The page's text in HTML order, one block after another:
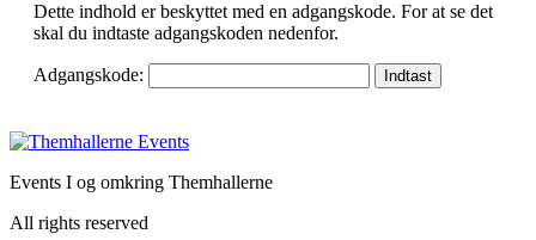
Dette indhold er beskyttet med en adgangskode. For at se det
skal du indtaste adgangskoden nedenfor.
Adgangskode:
Events I og omkring Themhallerne
All rights reserved